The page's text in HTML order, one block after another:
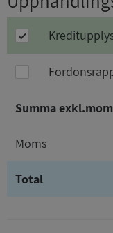
Summa
Moms
Total